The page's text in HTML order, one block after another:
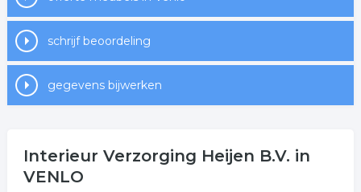
schrijf beoordeling
gegevens bijwerken
Interieur Verzorging Heijen B.V. in
VENLO